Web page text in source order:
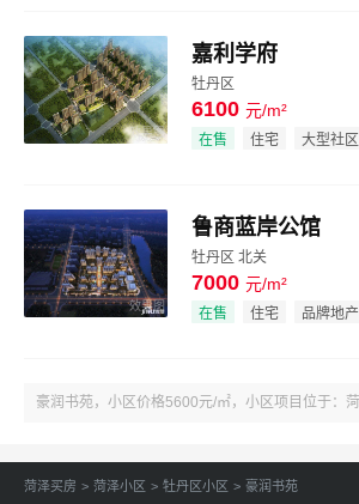
效果图
嘉利学府
牡丹区
6100 元/m²
在售 住宅 大型社区
效果图
鲁商蓝岸公馆
牡丹区 北关
7000 元/m²
在售 住宅 品牌地产
菏泽买房 > 菏泽小区 > 牡丹区小区 > 豪润书苑